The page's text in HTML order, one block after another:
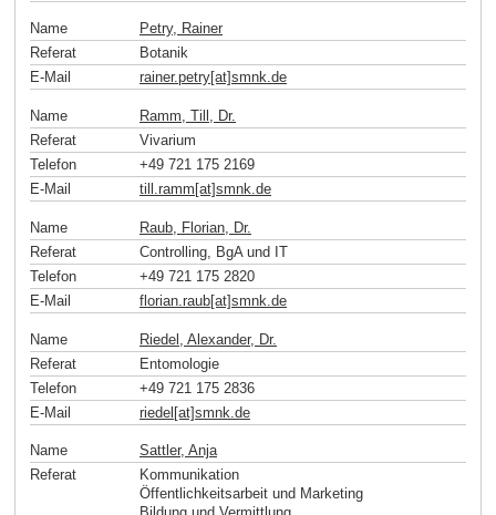
Name
Petry, Rainer
Referat
Botanik
E-Mail
rainer.petry[at]smnk.de
Name
Ramm, Till, Dr.
Referat
Vivarium
Telefon
+49 721 175 2169
E-Mail
till.ramm[at]smnk.de
Name
Raub, Florian, Dr.
Referat
Controlling, BgA und IT
Telefon
+49 721 175 2820
E-Mail
florian.raub[at]smnk de
Name
Riedel, Alexander, Dr.
Referat
Entomologie
Telefon
+49 721 175 2836
E-Mail
riedel[at]smnk de
Name
Sattler, Anja
Referat
Kommunikation
Öffentlichkeitsarbeit und Marketing